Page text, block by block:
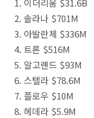
1. 이더리움 $31.6B
2. 솔라나 $701M
3. 아발란체 $336M
4. 트론 $516M
5. 알고랜드 $93M
6. 스텔라 $78.6M
7. 플로우 $10M
8. 헤데라 $5.9M